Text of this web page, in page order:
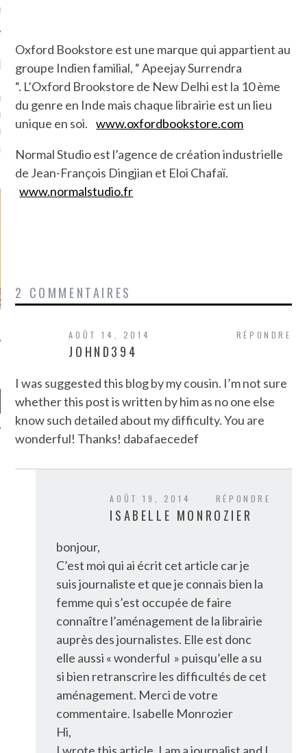
@Isa_Monrozier
ARCACHON
je t'aime, my little bassin
comment ? "
je ne parle presque que
Oxford Bookstore est une marque qui appartient au
groupe Indien familial, “ Apeejay Surrendra
“. L’Oxford Brookstore de New Delhi est la 10 ème
du genre en Inde mais chaque librairie est un lieu
unique en soi.www.oxfordbookstore.com
Normal Studio est l’agence de création industrielle
de Jean-François Dingjian et Eloi Chafaï.
www.normalstudio.fr
2 COMMENTAIRES
RÉPONDRE
AOÛT 14, 2014
JOHND394
I was suggested this blog by my cousin. I’m not sure
whether this post is written by him as no one else
know such detailed about my difficulty. You are
wonderful! Thanks! dabafaecedef
RÉPONDRE
AOÛT 19, 2014
ISABELLE MONROZIER
bonjour,
C’est moi qui ai écrit cet article car je
suis journaliste et que je connais bien la
femme qui s’est occupée de faire
connaître l’aménagement de la librairie
auprès des journalistes. Elle est donc
elle aussi « wonderful » puisqu’elle a su
si bien retranscrire les difficultés de cet
aménagement. Merci de votre
commentaire. Isabelle Monrozier
Hi,